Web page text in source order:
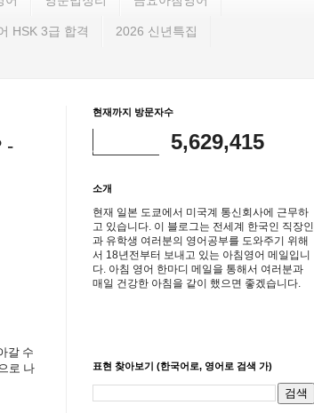
HSK 3급 합격 2026 신년특집
-
갈 수
로 나
현재까지 방문자수
5,629,415
소개
현재 일본 도쿄에서 미국계 통신회사에 근무하
고 있습니다. 이 블로그는 전세계 한국인 직장인
과 유학생 여러분의 영어공부를 도와주기 위해
서 18년전부터 보내고 있는 아침영어 메일입니
다. 아침 영어 한마디 메일을 통해서 여러분과
매일 건강한 아침을 같이 했으면 좋겠습니다.
표현 찾아보기 (한국어로, 영어로 검색 가)